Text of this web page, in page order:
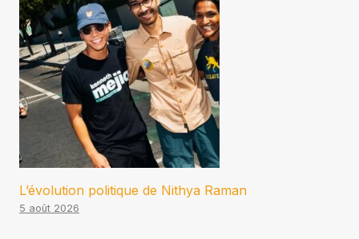
L’évolution politique de Nithya Raman
5 août 2026